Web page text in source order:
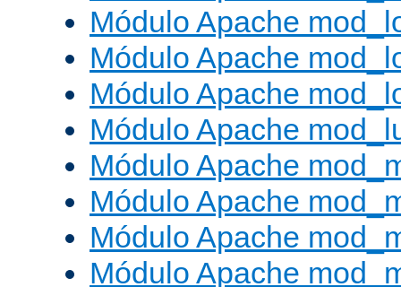
Módulo Apache
Módulo Apache
Módulo Apache
Módulo Apache
Módulo Apache
Módulo Apache
Módulo Apache
Módulo Apache